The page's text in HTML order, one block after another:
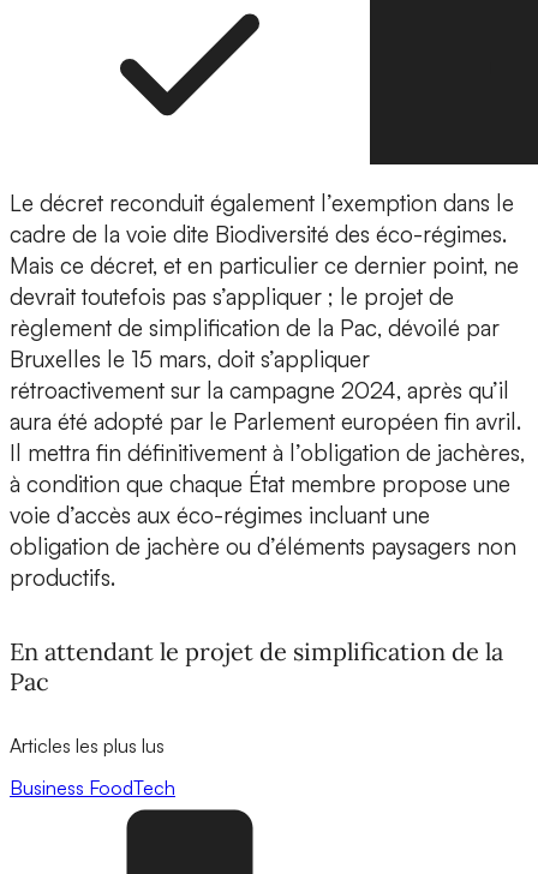
Le décret reconduit également l’exemption dans le
cadre de la voie dite Biodiversité des éco-régimes.
Mais ce décret, et en particulier ce dernier point, ne
devrait toutefois pas s’appliquer ; le projet de
règlement de simplification de la Pac, dévoilé par
Bruxelles le 15 mars, doit s’appliquer
rétroactivement sur la campagne 2024, après qu’il
aura été adopté par le Parlement européen fin avril.
Il mettra fin définitivement à l’obligation de jachères,
à condition que chaque État membre propose une
voie d’accès aux éco-régimes incluant une
obligation de jachère ou d’éléments paysagers non
productifs.
En attendant le projet de simplification de la
Pac
Articles les plus lus
Business FoodTech